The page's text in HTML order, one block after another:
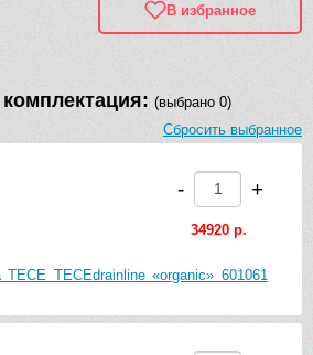
В избранное
(выбрано 0)
Сбросить выбранное
TECE TECEdrainline «organic» 601061
- +
34920 р.